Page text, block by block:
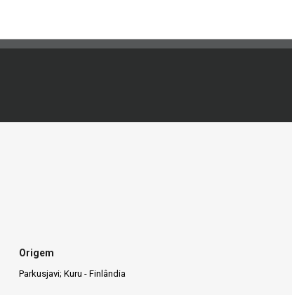
Origem
Parkusjavi; Kuru - Finlândia